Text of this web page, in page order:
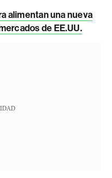
alimentan una nueva
de EE.UU.